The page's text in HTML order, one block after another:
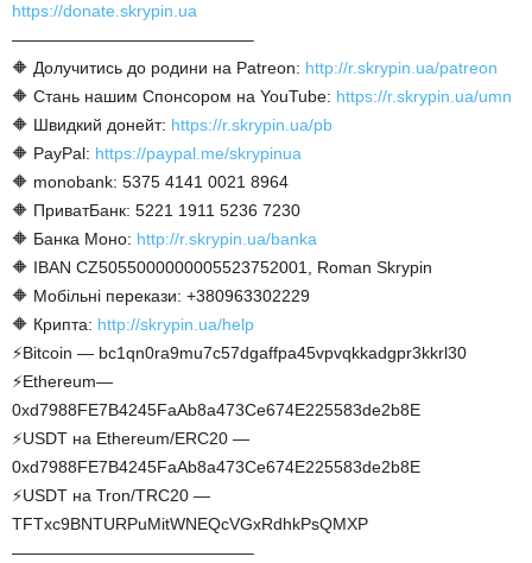
https://donate.skrypin.ua
——————————————–
🔶 Долучитись до родини на Patreon: http://r.skrypin.ua/patreon
🔶 Стань нашим Спонсором на YouTube: https://r.skrypin.ua/umn
🔶 Швидкий донейт: https://r.skrypin.ua/pb
🔶 PayPal: https://paypal.me/skrypinua
🔶 monobank: 5375 4141 0021 8964
🔶 ПриватБанк: 5221 1911 5236 7230
🔶 Банка Моно: http://r.skrypin.ua/banka
🔶 IBAN CZ5055000000005523752001, Roman Skrypin
🔶 Мобільні перекази: +380963302229
🔶 Крипта: http://skrypin.ua/help
⚡Bitcoin — bc1qn0ra9mu7c57dgaffpa45vpvqkkadgpr3kkrl30
⚡Ethereum—
0xd7988FE7B4245FaAb8a473Ce674E225583de2b8E
⚡USDT на Ethereum/ERC20 —
0xd7988FE7B4245FaAb8a473Ce674E225583de2b8E
⚡USDT на Tron/TRC20 —
TFTxc9BNTURPuMitWNEQcVGxRdhkPsQMXP
——————————————–